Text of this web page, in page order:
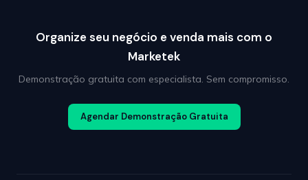
Organize seu negócio e venda mais com o
Marketek
Demonstração gratuita com especialista. Sem compromisso.
Agendar Demonstração Gratuita